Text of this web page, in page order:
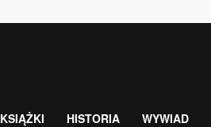
KSIĄŻKI HISTORIA WYWIAD